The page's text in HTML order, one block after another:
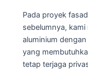
Pada proyek
sebelumnya,
aluminium
yang
tetap terjaga